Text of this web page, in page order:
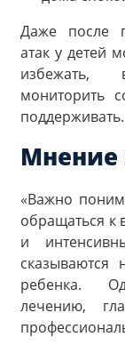
Даже после
атак у детей
избежать,
мониторить
поддерживать.
Мнение
«Важно
обращаться к
и
ребенка.
лечению,